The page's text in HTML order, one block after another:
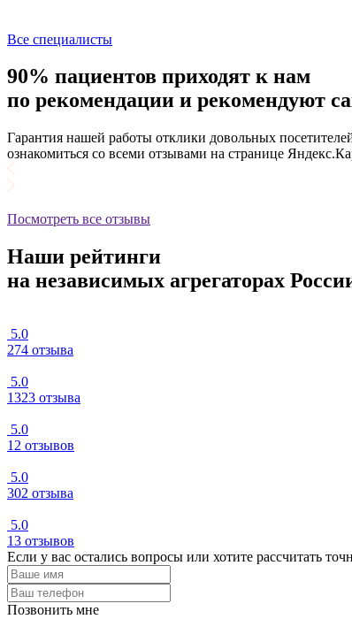
Все специалисты
90% пациентов приходят к нам
по рекомендации и рекомендуют
Гарантия нашей работы отклики довольных
ознакомиться со всеми отзывами на странице
Посмотреть все отзывы
Наши рейтинги
на независимых агрегаторах
5.0
274 отзыва
5.0
1323 отзыва
5.0
12 отзывов
5.0
302 отзыва
5.0
13 отзывов
Если у вас остались вопросы или хотите рассчитать
Позвонить мне